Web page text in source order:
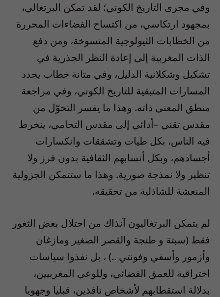
وفي مجرى التاريخ الكوني؛ لقد تمكن البرتغالي،
بمجهود ارتكاسي، من اكتساح الفضاءات المحررة
من الخطابات الثيولوجية المنسوخة، ومن دفع
الذات المغربية إلى إعادة النظر الجذرية في
تشكيل وشكلانية الدليل، وفي متانة خطاب يحدد
المسارات المتبقية للتاريخ الكوني، وفي مراجعة
منطق المعنى ذاته. وهذا ما يفسر التحوّل من
مقدس تقني –أدائي إلى مقدس التحامي، ينخرط
فيه الناس، بكل طيات وتشققات وانكسارات
أجسادهم، وبكل أنسابهم الثقافية بدون فرز ولا
تنظير ولا نمذجة صورية. وهذا ما ستتمكن الجزولية
المنعشة للشاذلية من تحقيقه.
لم يتمكن البرتغاليون آنذاك من احتلال بعض الثغور
فقط (سبتة و طنجة والقصر الصغير ومازغان
وأزمور وأسفي وفونتي ..) ، بل نفذوا سياسات
اختراقية للعمق الفضائي، وللوعي المغربيين،
بدلالة استقطابهم لأشخاص نافذين، قبليا وجهويا